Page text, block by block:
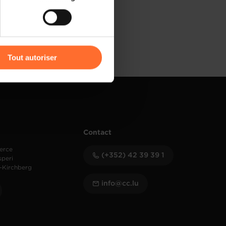
Tout autoriser
Kirchberg
Contact
(+352) 42 39 39 1
info@cc.lu